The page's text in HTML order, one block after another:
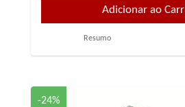
Resumo
-24%